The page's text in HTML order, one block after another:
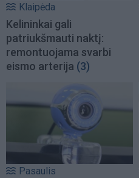
Klaipėda
Kelininkai gali
patriukšmauti naktį:
remontuojama svarbi
eismo arterija (3)
Pasaulis